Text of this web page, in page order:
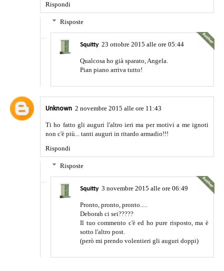
Rispondi
Risposte
Squitty 23 ottobre 2015 alle ore 05:44
Qualcosa ho già sparato, Angela.
Pian piano arriva tutto!
Unknown 2 novembre 2015 alle ore 11:43
Ti ho fatto gli auguri l'altro ieri ma per motivi a me ignoti
non c'è più... tanti auguri in ritardo armadio!!!
Rispondi
Risposte
Squitty 3 novembre 2015 alle ore 06:49
Pronto, pronto, pronto.....
Deborah ci sei?????
Il tuo commento c'è ed ho pure risposto, ma è
sotto l'altro post.
(però mi prendo volentieri gli auguri doppi)